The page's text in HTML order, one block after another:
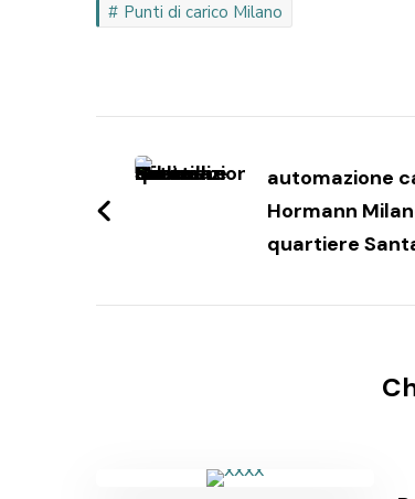
Punti di carico Milano
articoli
automazione
Hormann
quartiere